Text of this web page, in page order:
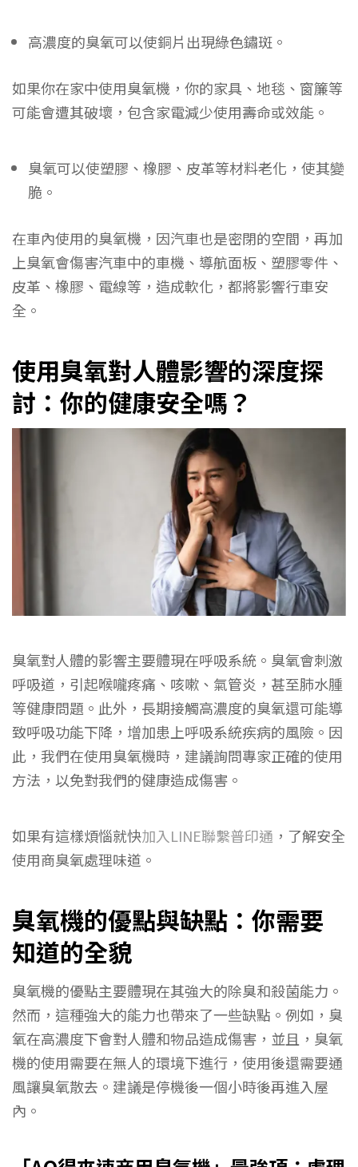
高濃度的臭氧可以使銅片出現綠色鏽斑。
如果你在家中使用臭氧機，你的家具、地毯、窗簾等
可能會遭其破壞，包含家電減少使用壽命或效能。
臭氧可以使塑膠、橡膠、皮革等材料老化，使其變
脆。
在車內使用的臭氧機，因汽車也是密閉的空間，再加
上臭氧會傷害汽車中的車機、導航面板、塑膠零件、
皮革、橡膠、電線等，造成軟化，都將影響行車安
全。
使用臭氧對人體影響的深度探
討：你的健康安全嗎？
臭氧對人體的影響主要體現在呼吸系統。臭氧會刺激
呼吸道，引起喉嚨疼痛、咳嗽、氣管炎，甚至肺水腫
等健康問題。此外，長期接觸高濃度的臭氧還可能導
致呼吸功能下降，增加患上呼吸系統疾病的風險。因
此，我們在使用臭氧機時，建議詢問專家正確的使用
方法，以免對我們的健康造成傷害。
如果有這樣煩惱就快加入LINE聯繫普印通 ，了解安全
使用商臭氧處理味道。
臭氧機的優點與缺點：你需要
知道的全貌
臭氧機的優點主要體現在其強大的除臭和殺菌能力。
然而，這種強大的能力也帶來了一些缺點。例如，臭
氧在高濃度下會對人體和物品造成傷害，並且，臭氧
機的使用需要在無人的環境下進行，使用後還需要通
風讓臭氧散去。建議是停機後一個小時後再進入屋
內。